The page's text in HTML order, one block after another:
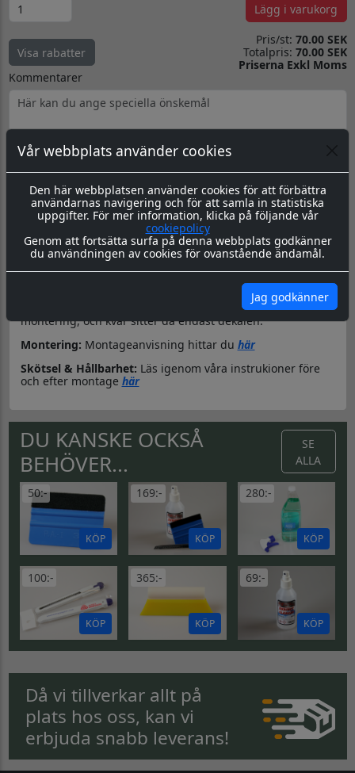
Vår webbplats använder cookies
Den här webbplatsen använder cookies för att förbättra
användarnas navigering och för att samla in statistiska
uppgifter. För mer information, klicka på följande vår
cookiepolicy
Genom att fortsätta surfa på denna webbplats godkänner
du användningen av cookies för ovanstående ändamål.
Jag godkänner
Lägg i varukorg
Visa rabatter
Pris/st: 70.00 SEK
Totalpris: 70.00 SEK
Priserna Exkl Moms
Kommentarer
Datorskuren dekal / logo
Material & Tillverkning:Dessa dekaler skärs ut i en 8-årig
genomfärgad kvalitetsfolie, som fäster på de flesta plana
ytor.
Dekalen levereras redo för montage med
appliceringstape över som håller ihop dekalen, och
underlättar monteringen. Appliceringstapen tas bort efter
montering, och kvar sitter då endast dekalen.
Montering: Montageanvisning hittar du här
Skötsel & Hållbarhet: Läs igenom våra instrukioner före
och efter montage här
DU KANSKE OCKSÅ
BEHÖVER...
SE
ALLA
50:-
KÖP
169:-
KÖP
280:-
KÖP
100:-
KÖP
365:-
KÖP
69:-
KÖP
Då vi tillverkar allt på
plats hos oss, kan vi
erbjuda snabb leverans!